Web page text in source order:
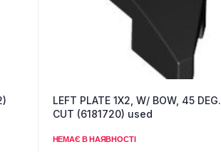
LEFT PLATE 1X2, W/ BOW, 45 DEG.
CUT (6181720) used
НЕМАЄ В НАЯВНОСТІ